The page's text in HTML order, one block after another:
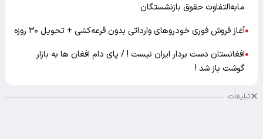
مابه‌التفاوت حقوق بازنشستگان
●آغاز فروش فوری خودروهای وارداتی بدون قرعه‌کشی + تحویل ۳۰ روزه
●افغانستان دست بردار ایران نیست ! / پای دام افغان ها به بازار
گوشت باز شد !
تبلیغات